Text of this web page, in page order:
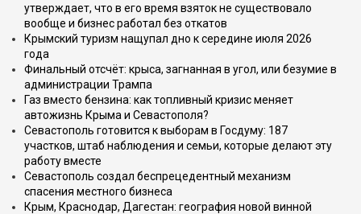
утверждает, что в его время взяток не существовало
вообще и бизнес работал без откатов
Крымский туризм нащупал дно к середине июля 2026
года
Финальный отсчёт: крыса, загнанная в угол, или безумие в
администрации Трампа
Газ вместо бензина: как топливный кризис меняет
автожизнь Крыма и Севастополя?
Севастополь готовится к выборам в Госдуму: 187
участков, штаб наблюдения и семьи, которые делают эту
работу вместе
Севастополь создал беспрецедентный механизм
спасения местного бизнеса
Крым, Краснодар, Дагестан: география новой винной